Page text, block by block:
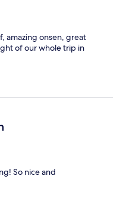
amazing onsen, great
of our whole trip in
So nice and